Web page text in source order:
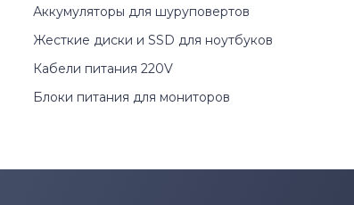
Аккумуляторы для шуруповертов
Жесткие диски и SSD для ноутбуков
Кабели питания 220V
Блоки питания для мониторов